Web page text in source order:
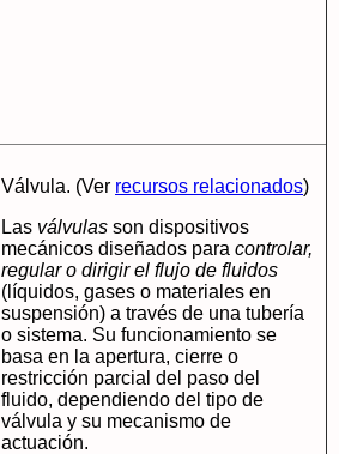
Válvula. (Ver recursos relacionados)
Las válvulas son dispositivos
mecánicos diseñados para controlar,
regular o dirigir el flujo de fluidos
(líquidos, gases o materiales en
suspensión) a través de una tubería
o sistema. Su funcionamiento se
basa en la apertura, cierre o
restricción parcial del paso del
fluido, dependiendo del tipo de
válvula y su mecanismo de
actuación.